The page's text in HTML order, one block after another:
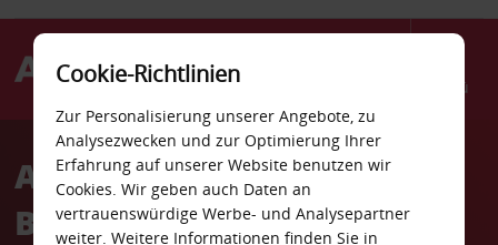
Menü
AvisAutovermietung Thunder
Bay
Cookie-Richtlinien
Zur Personalisierung unserer Angebote, zu
Analysezwecken und zur Optimierung Ihrer
Erfahrung auf unserer Website benutzen wir
Cookies. Wir geben auch Daten an
vertrauenswürdige Werbe- und Analysepartner
weiter. Weitere Informationen finden Sie in